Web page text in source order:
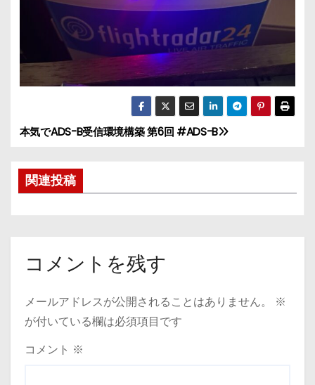
投
稿
ナ
ゲ
シ
ョ
本気でADS-B受信環境構築 第6回 #ADS-B
関連投稿
コメントを残す
メールアドレスが公開されることはありません。
※
が付いている欄は必須項目です
コメント ※